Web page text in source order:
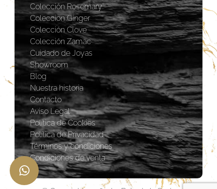
Colección Rosemary
Coleccion Ginger
Colección Clove
Colección Zamac
Cuidado de Joyas
Showroom
Blog
Nuestra historia
Contacto
Aviso Legal
Política de Cookies
Política de Privacidad
Términos y condiciones
Condiciones de venta